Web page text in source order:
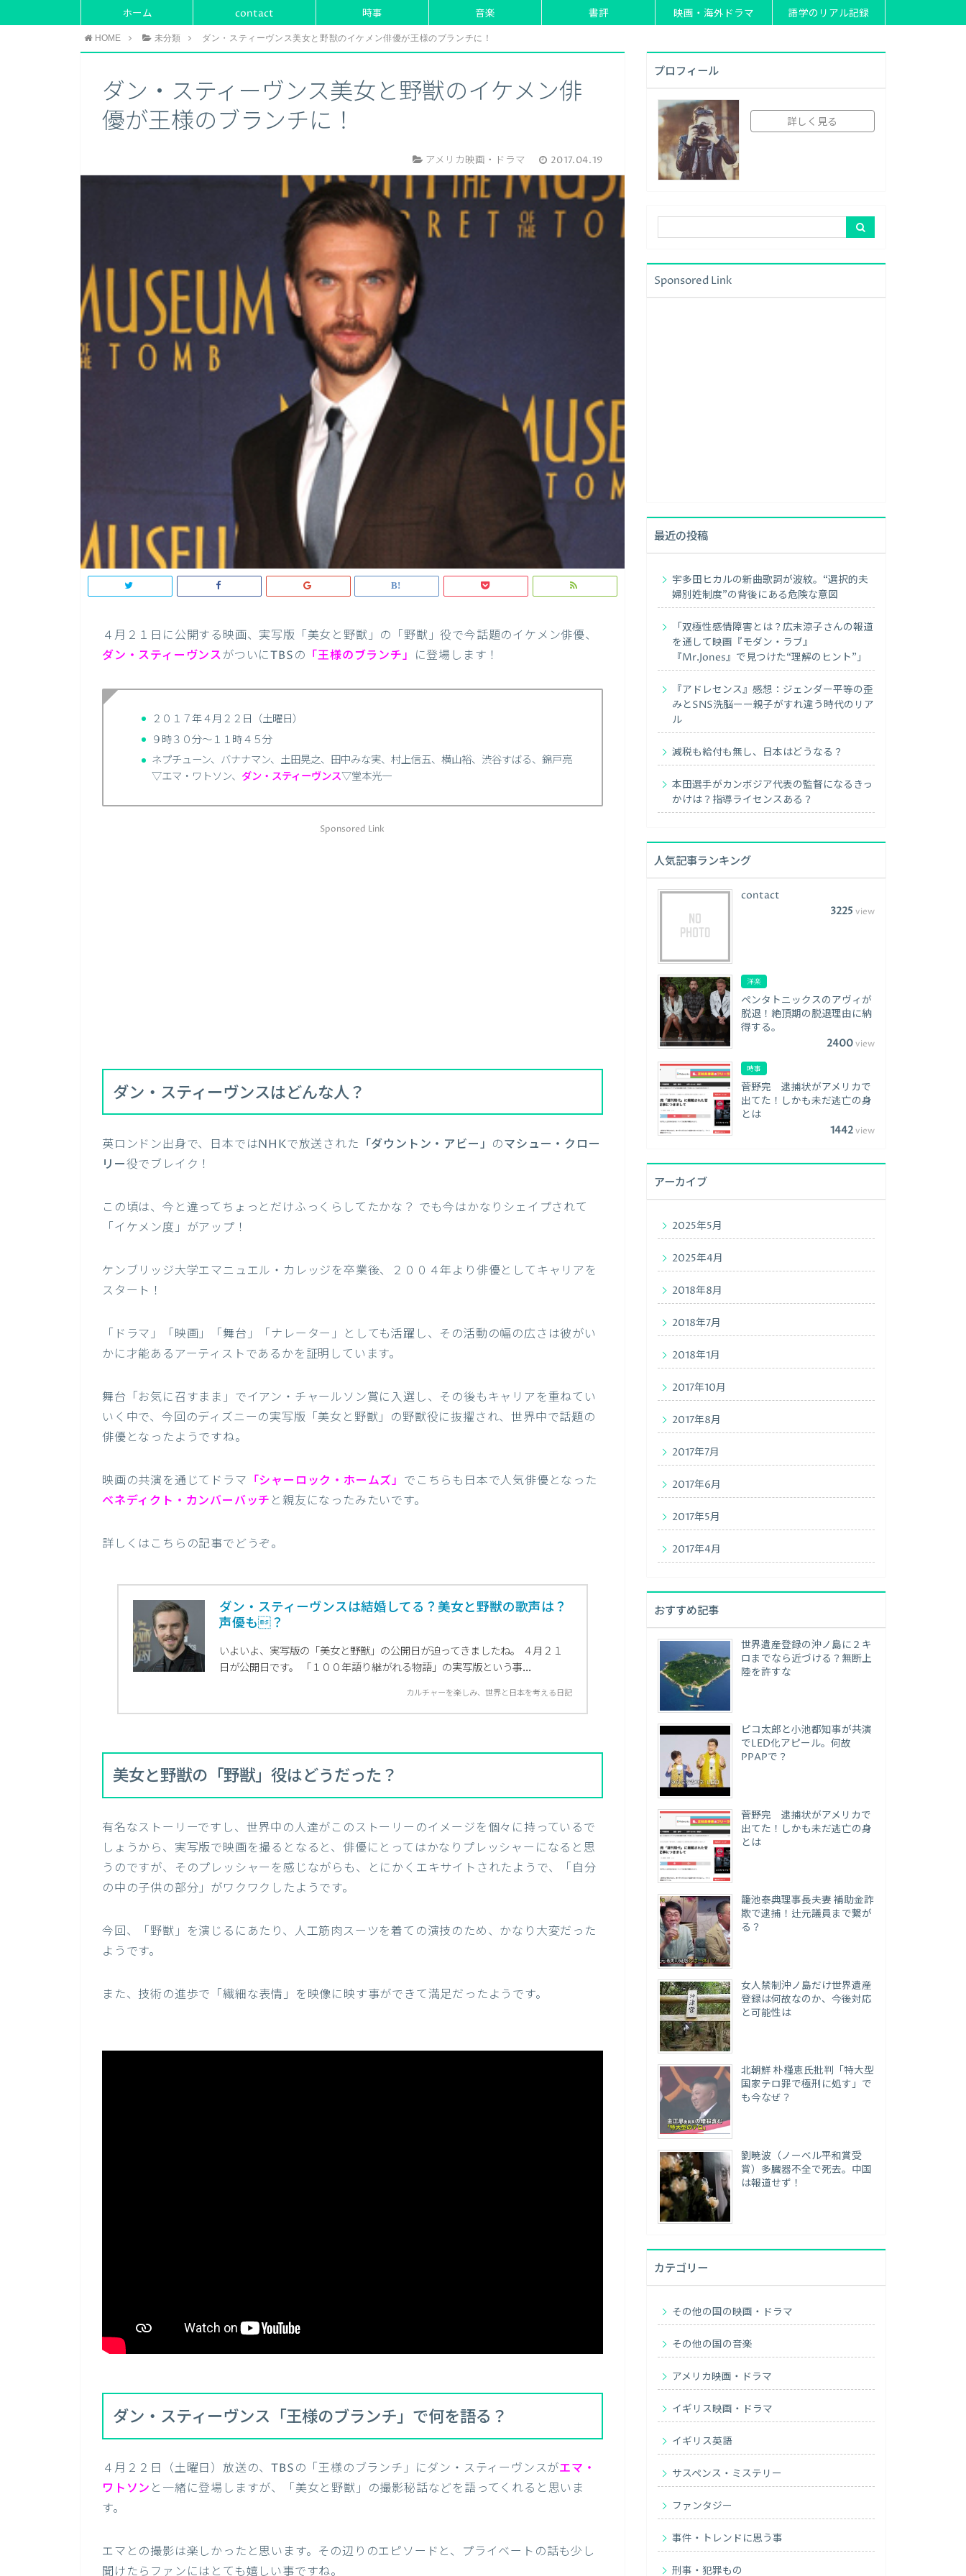
ホーム contact 時事 音楽 書評 映画・海外ドラマ 語学のリアル記録
HOME 未分類 ダン・スティーヴンス美女と野獣のイケメン俳優が王様のブランチに！
ダン・スティーヴンス美女と野獣のイケメン俳
優が王様のブランチに！
アメリカ映画・ドラマ 2017.04.19
４月２１日に公開する映画、実写版「美女と野獣」の「野獣」役で今話題のイケメン俳優、
ダン・スティーヴンスがついにTBSの 「王様のブランチ」 に登場します！
２０１７年４月２２日（土曜日）
９時３０分〜１１時４５分
ネプチューン、バナナマン、土田晃之、田中みな実、村上信五、横山裕、渋谷すばる、錦戸亮
▽エマ・ワトソン、 ダン・スティーヴンス▽堂本光一
Sponsored Link
ダン・スティーヴンスはどんな人？
英ロンドン出身で、日本ではNHKで放送された 「ダウントン・アビー」 のマシュー・クロー
リー役でブレイク！
この頃は、今と違ってちょっとだけふっくらしてたかな？ でも今はかなりシェイプされて
「イケメン度」がアップ！
ケンブリッジ大学エマニュエル・カレッジを卒業後、２００４年より俳優としてキャリアを
スタート！
「ドラマ」「映画」「舞台」「ナレーター」としても活躍し、その活動の幅の広さは彼がい
かに才能あるアーティストであるかを証明しています。
舞台「お気に召すまま」でイアン・チャールソン賞に入選し、その後もキャリアを重ねてい
いく中で、今回のディズニーの実写版「美女と野獣」の野獣役に抜擢され、世界中で話題の
俳優となったようですね。
映画の共演を通じてドラマ 「シャーロック・ホームズ」 でこちらも日本で人気俳優となった
ベネディクト・カンバーバッチ と親友になったみたいです。
詳しくはこちらの記事でどうぞ。
ダン・スティーヴンスは結婚してる？美女と野獣の歌声は？
声優も？
いよいよ、実写版の「美女と野獣」の公開日が迫ってきましたね。 ４月２１
日が公開日です。 「１００年語り継がれる物語」の実写版という事...
カルチャーを楽しみ、世界と日本を考える日記
美女と野獣の「野獣」役はどうだった？
有名なストーリーですし、世界中の人達がこのストーリーのイメージを個々に持っているで
しょうから、実写版で映画を撮るとなると、俳優にとってはかなりプレッシャーになると思
うのですが、そのプレッシャーを感じながらも、とにかくエキサイトされたようで、「自分
の中の子供の部分」がワクワクしたようです。
今回、「野獣」を演じるにあたり、人工筋肉スーツを着ての演技のため、かなり大変だった
ようです。
また、技術の進歩で「繊細な表情」を映像に映す事ができて満足だったようです。
ダン・スティーヴンス「王様のブランチ」で何を語る？
４月２２日（土曜日）放送の、TBSの「王様のブランチ」にダン・スティーヴンスがエマ・
ワトソン と一緒に登場しますが、「美女と野獣」の撮影秘話などを語ってくれると思いま
す。
エマとの撮影は楽しかったと思います。その辺りのエピソードと、プライベートの話も少し
聞けたらファンにはとても嬉しい事ですね。
プロフィール
詳しく見る
Sponsored Link
最近の投稿
宇多田ヒカルの新曲歌詞が波紋。“選択的夫
婦別姓制度”の背後にある危険な意図
「双極性感情障害とは？広末涼子さんの報道
を通して映画『モダン・ラブ』
『Mr.Jones』で見つけた“理解のヒント”」
『アドレセンス』感想：ジェンダー平等の歪
みとSNS洗脳ーー親子がすれ違う時代のリア
ル
減税も給付も無し、日本はどうなる？
本田選手がカンボジア代表の監督になるきっ
かけは？指導ライセンスある？
人気記事ランキング
contact
3225 view
洋楽
ペンタトニックスのアヴィが
脱退！絶頂期の脱退理由に納
得する。
2400view
時事
菅野完 逮捕状がアメリカで
出てた！しかも未だ逃亡の身
とは
1442view
アーカイブ
2025年5月
2025年4月
2018年8月
2018年7月
2018年1月
2017年10月
2017年8月
2017年7月
2017年6月
2017年5月
2017年4月
おすすめ記事
世界遺産登録の沖ノ島に２キ
ロまでなら近づける？無断上
陸を許すな
ピコ太郎と小池都知事が共演
でLED化アピール。何故
PPAPで？
菅野完 逮捕状がアメリカで
出てた！しかも未だ逃亡の身
とは
籠池泰典理事長夫妻 補助金詐
欺で逮捕！辻元議員まで繋が
る？
女人禁制沖ノ島だけ世界遺産
登録は何故なのか、今後対応
と可能性は
北朝鮮 朴槿恵氏批判「特大型
国家テロ罪で極刑に処す」で
も今なぜ？
劉暁波（ノーベル平和賞受
賞）多臓器不全で死去。中国
は報道せず！
カテゴリー
その他の国の映画・ドラマ
その他の国の音楽
アメリカ映画・ドラマ
イギリス映画・ドラマ
イギリス英語
サスペンス・ミステリー
ファンタジー
事件・トレンドに思う事
刑事・犯罪もの